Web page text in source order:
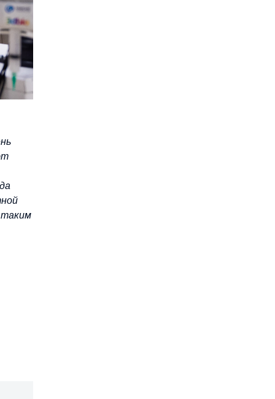
таким